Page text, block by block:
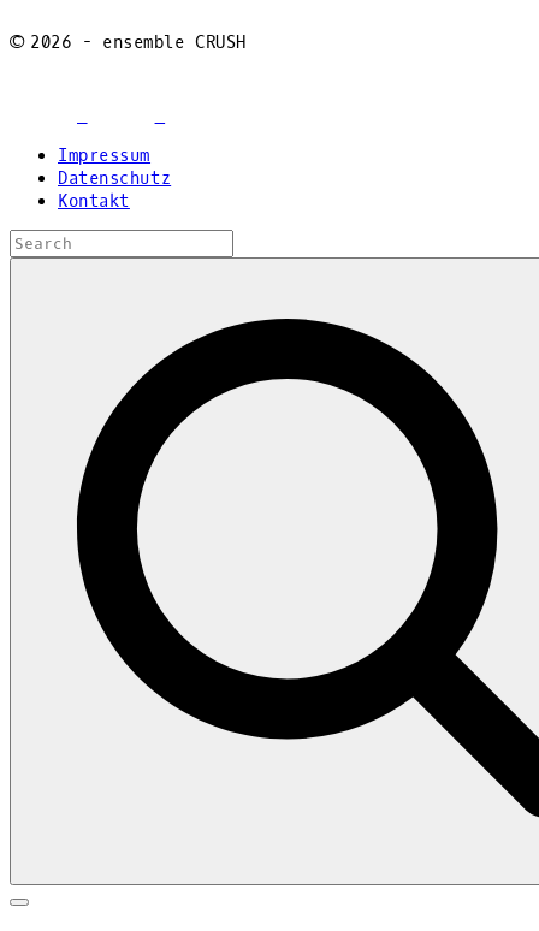
© 2026 - ensemble CRUSH
Impressum
Datenschutz
Kontakt
Search
Search